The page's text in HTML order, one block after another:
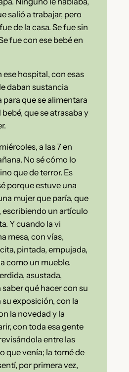
salió a trabajar, pero
de la casa. Se fue sin
fue con ese bebé en
ese hospital, con esas
daban sustancia
para que se alimentara
que se atrasaba y
a las 7 en
No sé cómo lo
que de terror. Es
porque estuve una
mujer que paría, que
escribiendo un artículo
Y cuando la vi
mesa, con vías,
pintada, empujada,
como un mueble.
asustada,
qué hacer con su
exposición, con la
la novedad y la
con toda esa gente
entre las
que venía; la tomé de
por primera vez,